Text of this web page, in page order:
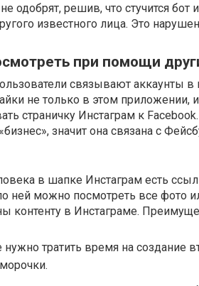
одобрят, решив, что стучится бот
известного лица. Это
при помощи
связывают аккаунты в
не только в этом приложении,
страничку Инстаграм к
значит она связана с
в шапке Инстаграм есть
ней можно посмотреть все фото
контенту в Инстаграме.
нужно тратить время на создание